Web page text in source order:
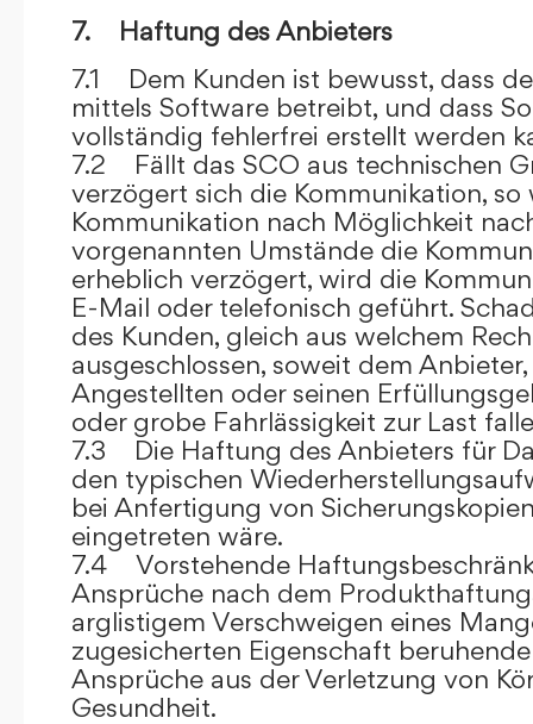
7. Haftung des Anbieters
7.1 Dem Kunden ist bewusst, dass
mittels Software betreibt, und dass
vollständig fehlerfrei erstellt werden
7.2 Fällt das SCO aus technischen
verzögert sich die Kommunikation, so
Kommunikation nach Möglichkeit
vorgenannten Umstände die
erheblich verzögert, wird die
E-Mail oder telefonisch geführt.
des Kunden, gleich aus welchem
ausgeschlossen, soweit dem
Angestellten oder seinen
oder grobe Fahrlässigkeit zur Last
7.3 Die Haftung des Anbieters für
den typischen
bei Anfertigung von
eingetreten wäre.
7.4 Vorstehende
Ansprüche nach dem
arglistigem Verschweigen eines
zugesicherten Eigenschaft
Ansprüche aus der Verletzung von
Gesundheit.